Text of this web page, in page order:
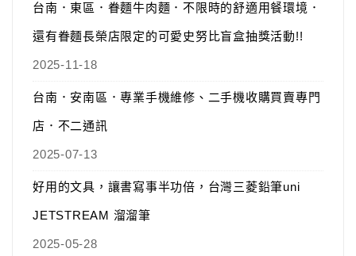
台南．東區．眷麵牛肉麵．不限時的舒適用餐環境．
還有眷麵長榮店限定的可愛史努比盲盒抽獎活動!!
2025-11-18
台南．安南區．專業手機維修、二手機收購買賣專門
店．不二通訊
2025-07-13
好用的文具，讓書寫事半功倍，台灣三菱鉛筆uni
JETSTREAM 溜溜筆
2025-05-28